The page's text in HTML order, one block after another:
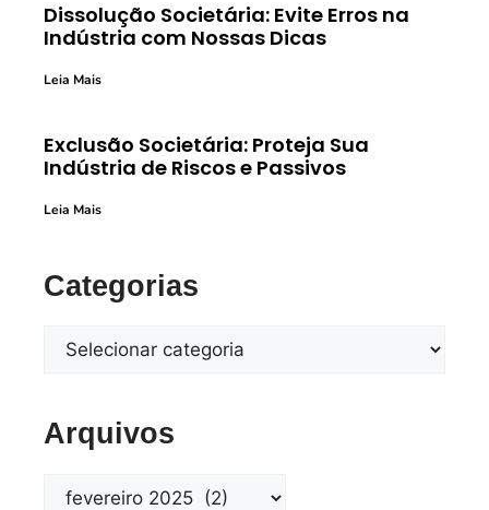
Dissolução Societária: Evite Erros na
Indústria com Nossas Dicas
Leia Mais
Exclusão Societária: Proteja Sua
Indústria de Riscos e Passivos
Leia Mais
Categorias
Arquivos